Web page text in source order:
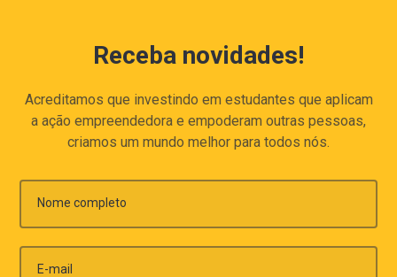
Receba novidades!
Acreditamos que investindo em estudantes que aplicam
a ação empreendedora e empoderam outras pessoas,
criamos um mundo melhor para todos nós.
Nome completo
E-mail